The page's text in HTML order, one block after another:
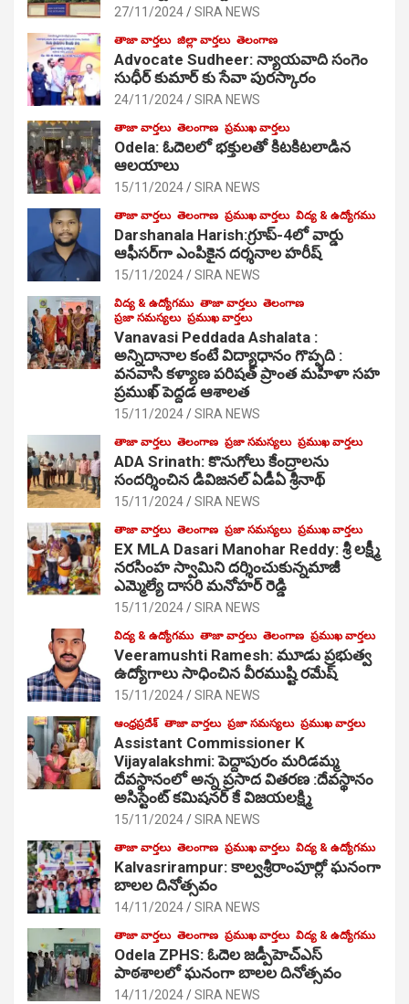
27/11/2024 SIRA NEWS
తాజా వార్తలు జిల్లా వార్తలు తెలంగాణ
Advocate Sudheer: న్యాయవాది సంగెం
సుధీర్ కుమార్ కు సేవా పురస్కారం
24/11/2024 SIRA NEWS
తాజా వార్తలు తెలంగాణ ప్రముఖ వార్తలు
Odela: ఓదెల‌లో భక్తులతో కిటకిటలాడిన
ఆల‌యాలు
15/11/2024 SIRA NEWS
తాజా వార్తలు తెలంగాణ ప్రముఖ వార్తలు విద్య & ఉద్యోగము
Darshanala Harish:గ్రూప్-4లో వార్డు
ఆఫీసర్‌గా ఎంపికైన దర్శనాల హరీష్
15/11/2024 SIRA NEWS
విద్య & ఉద్యోగము తాజా వార్తలు తెలంగాణ
ప్రజా సమస్యలు ప్రముఖ వార్తలు
Vanavasi Peddada Ashalata :
అన్నిదానాల కంటే విద్యాధానం గొప్పది :
వనవాసి కళ్యాణ పరిషత్ ప్రాంత మహిళా సహ
ప్రముఖ్ పెద్దడ ఆశాలత
15/11/2024 SIRA NEWS
తాజా వార్తలు తెలంగాణ ప్రజా సమస్యలు ప్రముఖ వార్తలు
ADA Srinath: కొనుగోలు కేంద్రాల‌ను
సంద‌ర్శించిన డివిజనల్ ఏడీఏ శ్రీనాథ్
15/11/2024 SIRA NEWS
తాజా వార్తలు తెలంగాణ ప్రజా సమస్యలు ప్రముఖ వార్తలు
EX MLA Dasari Manohar Reddy: శ్రీ లక్ష్మీ
నరసింహ స్వామిని దర్శించుకున్నమాజీ
ఎమ్మెల్యే దాసరి మనోహర్ రెడ్డి
15/11/2024 SIRA NEWS
విద్య & ఉద్యోగము తాజా వార్తలు తెలంగాణ ప్రముఖ వార్తలు
Veeramushti Ramesh: మూడు ప్రభుత్వ
ఉద్యోగాలు సాధించిన వీరముష్టి రమేష్
15/11/2024 SIRA NEWS
ఆంధ్రప్రదేశ్ తాజా వార్తలు ప్రజా సమస్యలు ప్రముఖ వార్తలు
Assistant Commissioner K
Vijayalakshmi: పెద్దాపురం మరిడమ్మ
దేవస్థానంలో అన్న ప్రసాద వితరణ :దేవస్థానం
అసిస్టెంట్ కమిషనర్ కే విజయలక్ష్మి
15/11/2024 SIRA NEWS
తాజా వార్తలు తెలంగాణ ప్రముఖ వార్తలు విద్య & ఉద్యోగము
Kalvasrirampur: కాల్వశ్రీరాంపూర్లో ఘనంగా
బాలల దినోత్సవం
14/11/2024 SIRA NEWS
తాజా వార్తలు తెలంగాణ ప్రముఖ వార్తలు విద్య & ఉద్యోగము
Odela ZPHS: ఓదెల జ‌డ్పీహెచ్ఎస్
పాఠ‌శాల‌లో ఘనంగా బాలల దినోత్సవం
14/11/2024 SIRA NEWS